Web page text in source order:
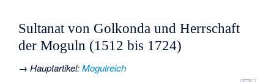
Sultanat von Golkonda und Herrschaft
der Moguln (1512 bis 1724)
→Hauptartikel:Mogulreich